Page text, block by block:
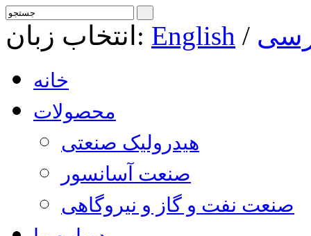
انتخاب زبان: English /
خانه
محصولات
هیدرولیک صنعتی
صنعت آسانسور
صنعت نفت و گاز و نیروگاهی